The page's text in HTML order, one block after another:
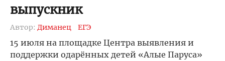
выпускник
Автор: Диманец ЕГЭ
15 июля на площадке Центра выявления и
поддержки одарённых детей «Алые Паруса»